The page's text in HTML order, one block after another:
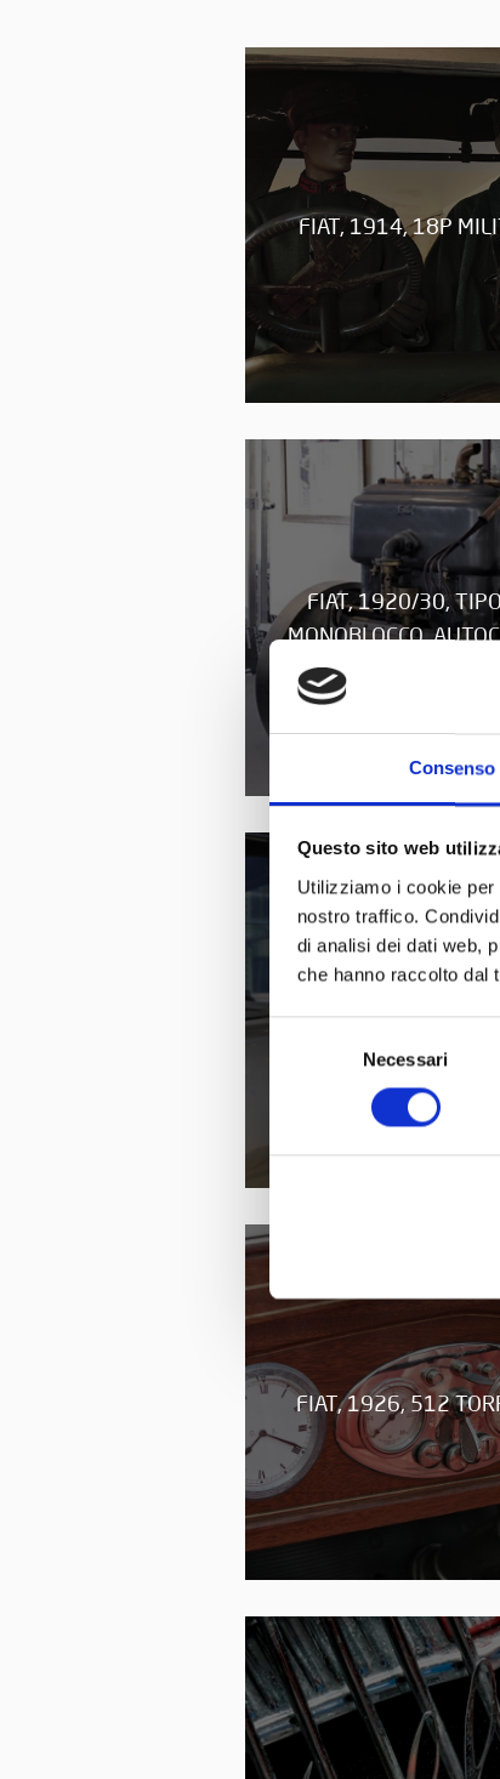
Consenso
Questo sito web
Utilizziamo i cookie
nostro traffico.
di analisi dei dati web,
che hanno raccolto dal
Necessari
FIAT, 1914, 18P
FIAT, 1920/30,
MONOBLOCCO,
FIAT, 1925, 501
FIAT, 1926, 512